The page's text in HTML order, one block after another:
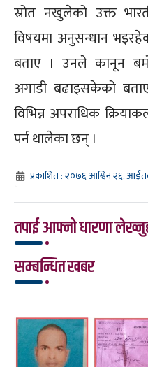
स्रोत नखुलेको उक्त
विषयमा अनुसन्धान
बताए । उनले कानून
अगाडी बढाइसकेको
विभिन्न अपराधिक
पर्न थालेका छन् ।
प्रकाशित : २०७६ आश्विन २६,
तपाई आफ्नो धारणा
सम्बन्धित खबर